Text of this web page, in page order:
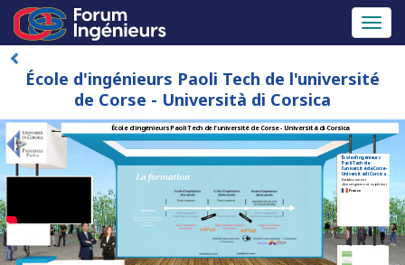
École d'ingénieurs Paoli Tech de l'université
de Corse - Università di Corsica
École d'ingénieurs Paoli Tech de l'université de Corse - Università di Corsica
École d'ingénieurs
Paoli Tech de
l'université de Corse -
Università di Corsica
Etablissement
d'enseignement supérieur
France